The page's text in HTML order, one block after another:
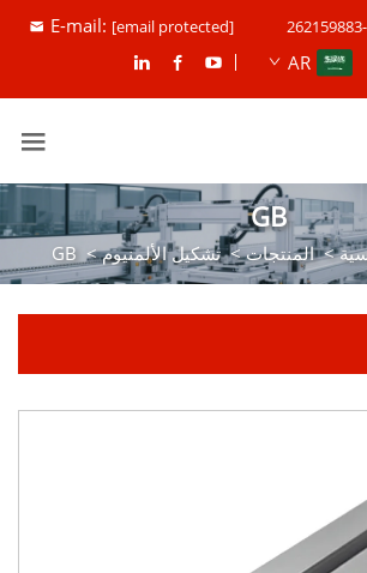
E-mail: [email protected]
AR
GB
>المنتجات>تشكيل الألمنيوم>
GB